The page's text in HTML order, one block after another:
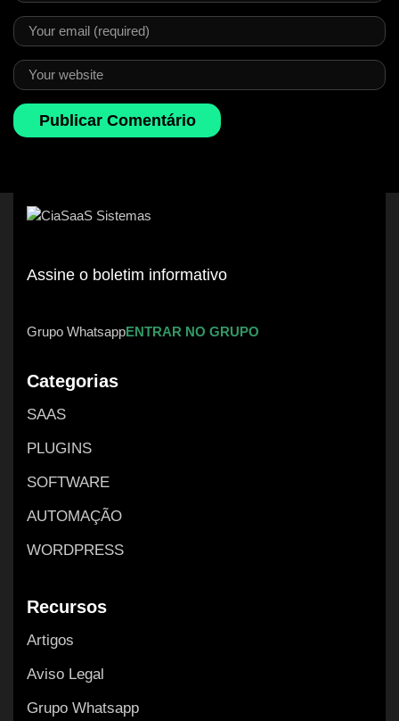
Assine o boletim informativo
Grupo WhatsappENTRAR NO GRUPO
Categorias
SAAS
PLUGINS
SOFTWARE
AUTOMAÇÃO
WORDPRESS
Recursos
Artigos
Aviso Legal
Grupo Whatsapp